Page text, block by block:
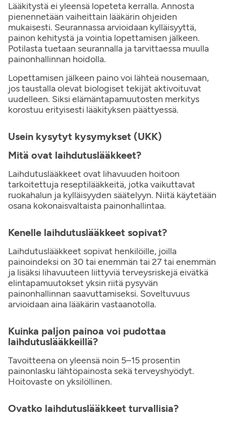
Lääkitystä ei yleensä lopeteta kerralla. Annosta
pienennetään vaiheittain lääkärin ohjeiden
mukaisesti. Seurannassa arvioidaan kylläisyyttä,
painon kehitystä ja vointia lopettamisen jälkeen.
Potilasta tuetaan seurannalla ja tarvittaessa muulla
painonhallinnan hoidolla.
Lopettamisen jälkeen paino voi lähteä nousemaan,
jos taustalla olevat biologiset tekijät aktivoituvat
uudelleen. Siksi elämäntapamuutosten merkitys
korostuu erityisesti lääkityksen päättyessä.
Usein kysytyt kysymykset (UKK)
Mitä ovat laihdutuslääkkeet?
Laihdutuslääkkeet ovat lihavuuden hoitoon
tarkoitettuja reseptilääkkeitä, jotka vaikuttavat
ruokahalun ja kylläisyyden säätelyyn. Niitä käytetään
osana kokonaisvaltaista painonhallintaa.
Kenelle laihdutuslääkkeet sopivat?
Laihdutuslääkkeet sopivat henkilöille, joilla
painoindeksi on 30 tai enemmän tai 27 tai enemmän
ja lisäksi lihavuuteen liittyviä terveysriskejä eivätkä
elintapamuutokset yksin riitä pysyvän
painonhallinnan saavuttamiseksi. Soveltuvuus
arvioidaan aina lääkärin vastaanotolla.
Kuinka paljon painoa voi pudottaa
laihdutuslääkkeillä?
Tavoitteena on yleensä noin 5–15 prosentin
painonlasku lähtöpainosta sekä terveyshyödyt.
Hoitovaste on yksilöllinen.
Ovatko laihdutuslääkkeet turvallisia?